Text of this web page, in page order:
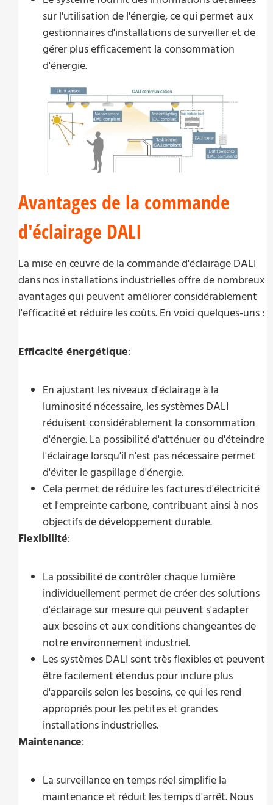
sur l'utilisation de l'énergie, ce qui permet aux
gestionnaires d'installations de surveiller et de
gérer plus efficacement la consommation
d'énergie.
Avantages de la commande
d'éclairage DALI
La mise en œuvre de la commande d'éclairage DALI
dans nos installations industrielles offre de nombreux
avantages qui peuvent améliorer considérablement
l'efficacité et réduire les coûts. En voici quelques-uns :
Efficacité énergétique:
En ajustant les niveaux d'éclairage à la
luminosité nécessaire, les systèmes DALI
réduisent considérablement la consommation
d'énergie. La possibilité d'atténuer ou d'éteindre
l'éclairage lorsqu'il n'est pas nécessaire permet
d'éviter le gaspillage d'énergie.
Cela permet de réduire les factures d'électricité
et l'empreinte carbone, contribuant ainsi à nos
objectifs de développement durable.
Flexibilité:
La possibilité de contrôler chaque lumière
individuellement permet de créer des solutions
d'éclairage sur mesure qui peuvent s'adapter
aux besoins et aux conditions changeantes de
notre environnement industriel.
Les systèmes DALI sont très flexibles et peuvent
être facilement étendus pour inclure plus
d'appareils selon les besoins, ce qui les rend
appropriés pour les petites et grandes
installations industrielles.
Maintenance:
La surveillance en temps réel simplifie la
maintenance et réduit les temps d'arrêt. Nous